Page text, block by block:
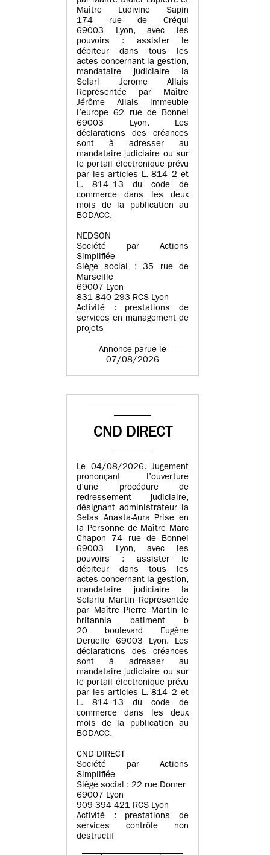
Maître Ludivine Sapin
174 rue de Créqui
69003 Lyon, avec les
pouvoirs : assister le
débiteur dans tous les
actes concernant la gestion,
mandataire judiciaire la
Selarl Jerome Allais
Représentée par Maître
Jérôme Allais immeuble
l’europe 62 rue de Bonnel
69003 Lyon. Les
déclarations des créances
sont à adresser au
mandataire judiciaire ou sur
le portail électronique prévu
par les articles L. 814–2 et
L. 814–13 du code de
commerce dans les deux
mois de la publication au
BODACC.
NEDSON
Société par Actions
Simplifiée
Siège social : 35 rue de
Marseille
69007 Lyon
831 840 293 RCS Lyon
Activité : prestations de
services en management de
projets
Annonce parue le
07/08/2026
CND DIRECT
Le 04/08/2026. Jugement
prononçant l’ouverture
d’une procédure de
redressement judiciaire,
désignant administrateur la
Selas Anasta-Aura Prise en
la Personne de Maître Marc
Chapon 74 rue de Bonnel
69003 Lyon, avec les
pouvoirs : assister le
débiteur dans tous les
actes concernant la gestion,
mandataire judiciaire la
Selarlu Martin Représentée
par Maître Pierre Martin le
britannia batiment b
20 boulevard Eugène
Deruelle 69003 Lyon. Les
déclarations des créances
sont à adresser au
mandataire judiciaire ou sur
le portail électronique prévu
par les articles L. 814–2 et
L. 814–13 du code de
commerce dans les deux
mois de la publication au
BODACC.
CND DIRECT
Société par Actions
Simplifiée
Siège social : 22 rue Domer
69007 Lyon
909 394 421 RCS Lyon
Activité : prestations de
services contrôle non
destructif